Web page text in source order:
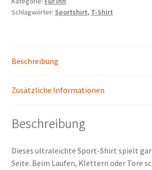
Schlagwörter: Sportshirt, T-Shirt
Beschreibung
Zusätzliche Informationen
Beschreibung
Dieses ultraleichte Sport-Shirt spielt
Seite. Beim Laufen, Klettern oder Tore